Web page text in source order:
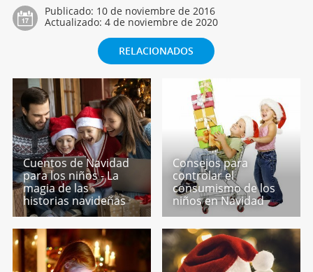
Publicado: 10 de noviembre de 2016
Actualizado: 4 de noviembre de 2020
RELACIONADOS
Cuentos de Navidad
para los niños - La
magia de las
historias navideñas
Consejos para
controlar el
consumismo de los
niños en Navidad